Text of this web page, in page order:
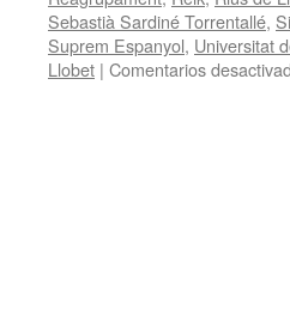
Sebastià Sardiné Torrentallé,
Suprem Espanyol, Universitat
Llobet | Comentarios